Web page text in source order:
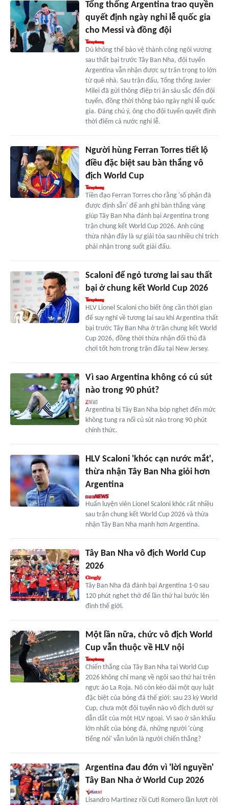
Tổng thống Argentina trao quyền
quyết định ngày nghỉ lễ quốc gia
cho Messi và đồng đội
Dù không thể bảo vệ thành công ngôi vương
sau thất bại trước Tây Ban Nha, đội tuyển
Argentina vẫn nhận được sự trân trọng to lớn
từ quê nhà. Sau trận đấu, Tổng thống Javier
Milei đã gửi thông điệp tri ân sâu sắc đến đội
tuyển, đồng thời thông báo ngày nghỉ lễ quốc
gia. Đáng chú ý, ông cho đội tuyển quyết định
thời điểm cả nước nghỉ lễ.
Người hùng Ferran Torres tiết lộ
điều đặc biệt sau bàn thắng vô
địch World Cup
Tiền đạo Ferran Torres cho rằng 'số phận đã
được định sẵn' để anh ghi bàn thắng vàng
giúp Tây Ban Nha đánh bại Argentina trong
trận chung kết World Cup 2026. Anh cũng
thừa nhận đây là sự giải tỏa sau nhiều chỉ trích
phải nhận trong suốt giải đấu.
Scaloni để ngỏ tương lai sau thất
bại ở chung kết World Cup 2026
HLV Lionel Scaloni cho biết ông cần thời gian
để suy nghĩ về tương lai sau khi Argentina thất
bại trước Tây Ban Nha ở trận chung kết World
Cup 2026, đồng thời thừa nhận đối thủ đã
chơi tốt hơn trong trận đấu tại New Jersey.
Vì sao Argentina không có cú sút
nào trong 90 phút?
Argentina bị Tây Ban Nha bóp nghẹt đến mức
không tung ra nổi cú sút nào trong 90 phút
chính thức.
HLV Scaloni 'khóc cạn nước mắt',
thừa nhận Tây Ban Nha giỏi hơn
Argentina
Huấn luyện viên Lionel Scaloni khóc rất nhiều
sau trận chung kết World Cup 2026 và thừa
nhận Tây Ban Nha mạnh hơn Argentina.
Tây Ban Nha vô địch World Cup
2026
Tây Ban Nha đã đánh bại Argentina 1-0 sau
120 phút nghẹt thở để lần thứ hai bước lên
đỉnh thế giới.
Một lần nữa, chức vô địch World
Cup vẫn thuộc về HLV nội
Chiến thắng của Tây Ban Nha tại World Cup
2026 không chỉ mang về ngôi sao thứ hai trên
ngực áo La Roja. Nó còn kéo dài một quy luật
đặc biệt của bóng đá thế giới: sau 23 kỳ World
Cup, chưa một đội tuyển nào vô địch dưới sự
dẫn dắt của một HLV ngoại. Vì sao ở sân khấu
lớn nhất của bóng đá, những người 'cùng
tiếng nói' vẫn luôn là người chiến thắng?
Argentina đau đớn vì 'lời nguyền'
Tây Ban Nha ở World Cup 2026
Lisandro Martinez rồi Cuti Romero lần lượt rời